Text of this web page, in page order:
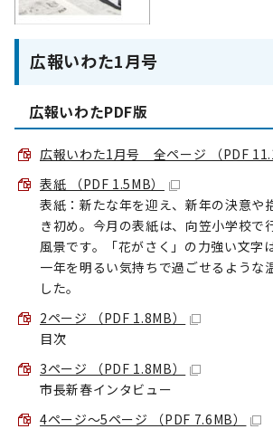
広報いわた1月号
広報いわたPDF版
広報いわた1月号 全ページ （PDF
表紙 （PDF 1.5MB）
表紙：新たな年を迎え、新年の決意や
き初め。今月の表紙は、向笠小学校で
風景です。「花がさく」の力強い文字
一年を明るい気持ちで過ごせるような
した。
2ページ （PDF 1.8MB）
目次
3ページ （PDF 1.8MB）
市長新春インタビュー
4ページ～5ページ （PDF 7.6MB）